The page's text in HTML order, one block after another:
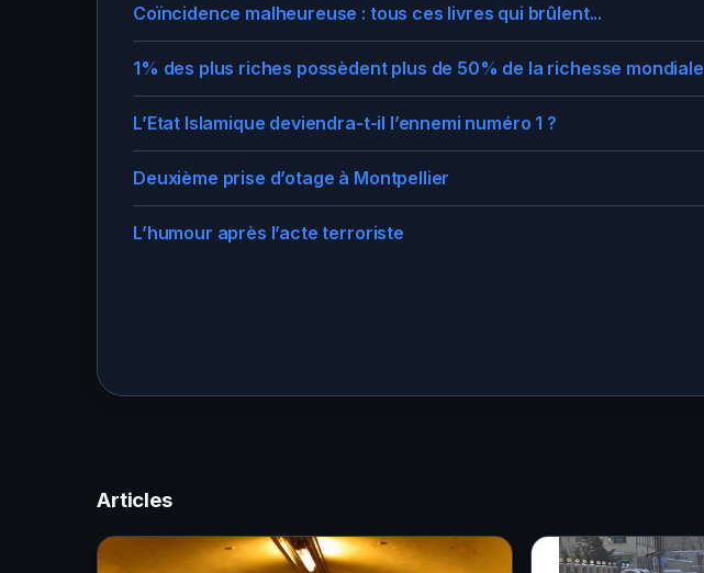
Coïncidence malheureuse : tous ces livres qui brûlent...
1% des plus riches possèdent plus de 50% de la richesse mondiale
L’Etat Islamique deviendra-t-il l’ennemi numéro 1 ?
Deuxième prise d’otage à Montpellier
L’humour après l’acte terroriste
Articles